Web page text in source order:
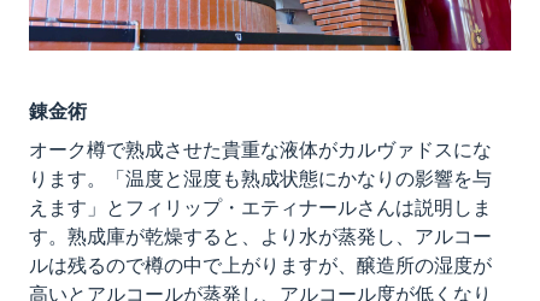
錬金術
オーク樽で熟成させた貴重な液体がカルヴァドスにな
ります。「温度と湿度も熟成状態にかなりの影響を与
えます」とフィリップ・エティナールさんは説明しま
す。熟成庫が乾燥すると、より水が蒸発し、アルコー
ルは残るので樽の中で上がりますが、醸造所の湿度が
高いとアルコールが蒸発し、アルコール度が低くなり